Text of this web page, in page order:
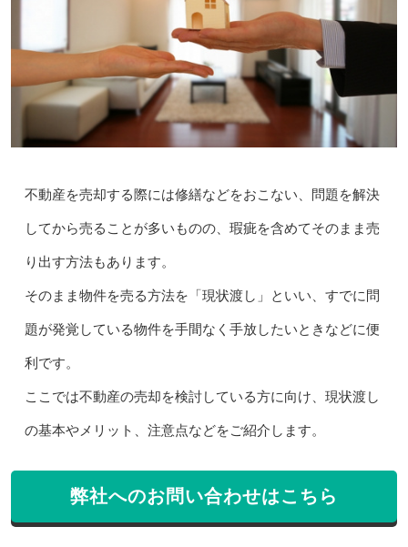
不動産を売却する際には修繕などをおこない、問題を解決
してから売ることが多いものの、瑕疵を含めてそのまま売
り出す方法もあります。
そのまま物件を売る方法を「現状渡し」といい、すでに問
題が発覚している物件を手間なく手放したいときなどに便
利です。
ここでは不動産の売却を検討している方に向け、現状渡し
の基本やメリット、注意点などをご紹介します。
弊社へのお問い合わせはこちら